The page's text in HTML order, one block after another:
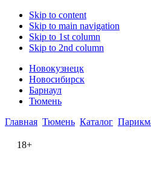
Skip to content
Skip to main navigation
Skip to 1st column
Skip to 2nd column
Новокузнецк
Новосибирск
Барнаул
Тюмень
Главная Тюмень Каталог
18+